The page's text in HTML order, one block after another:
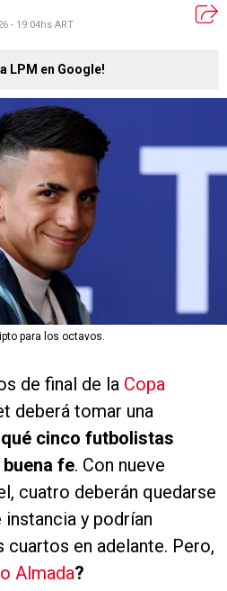
- 19:04hs ART
LPM en Google!
para los octavos.
de final de la Copa
deberá tomar una
qué cinco futbolistas
fe. Con nueve
cuatro deberán quedarse
y podrían
cuartos en adelante. Pero,
Almada?